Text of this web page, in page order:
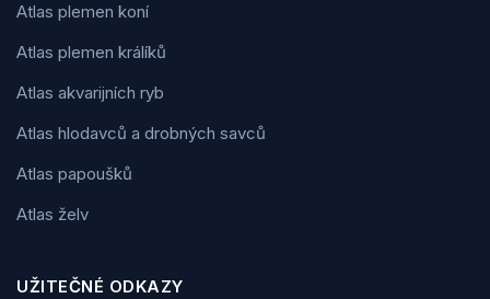
Atlas plemen koní
Atlas plemen králíků
Atlas akvarijních ryb
Atlas hlodavců a drobných savců
Atlas papoušků
Atlas želv
UŽITEČNÉ ODKAZY